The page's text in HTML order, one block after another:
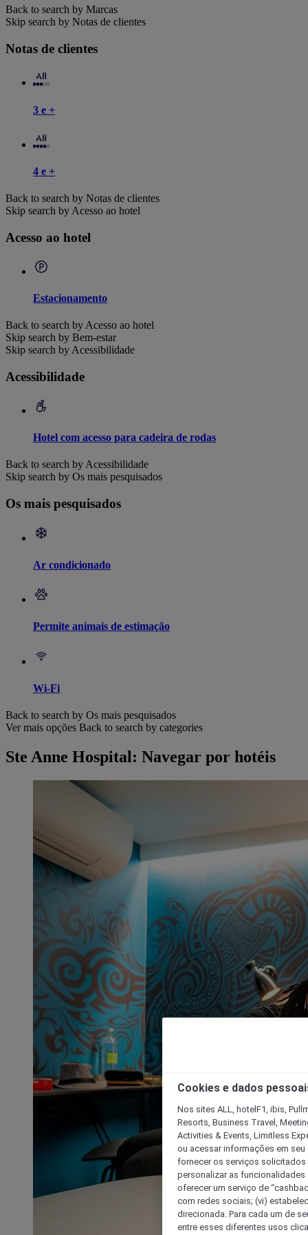
Back to search by Marcas
Skip search by Notas de clientes
Notas de clientes
3 e +
4 e +
Back to search by Notas de clientes
Skip search by Acesso ao hotel
Acesso ao hotel
Estacionamento
Back to search by Acesso ao hotel
Skip search by Bem-estar
Skip search by Acessibilidade
Acessibilidade
Hotel com acesso para cadeira de rodas
Back to search by Acessibilidade
Skip search by Os mais pesquisados
Os mais pesquisados
Ar condicionado
Permite animais de estimação
Wi-Fi
Back to search by Os mais pesquisados
Ver mais opções Back to search by categories
Ste Anne Hospital: Navegar por hotéis
Cookies e dados
Nos sites ALL, hotelF1, ibis,
Resorts, Business Travel,
Activities & Events, Limitless
ou acessar informações em
fornecer os serviços solicitados
personalizar as
oferecer um serviço de
com redes sociais; (vi)
direcionada. Para cada um de
entre esses diferentes usos